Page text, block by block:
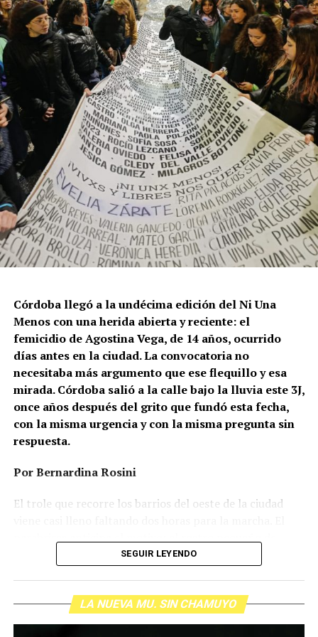
resisten otra avanzada sobre un territorio en disputa.
Por Francisco Pandolfi
Gonzalo Giles, pensador y
comunicador «disca»: Error en el
Ganar la vida: La historia de (no)
Su hijo Ciro tenía 120 veces más agrotóxicos que lo
donde se encontraron pesticidas hasta en el agua de red.
Bajo amenazas de muerte Sabrina inició una denuncia
Córdoba llegó a la undécima edición del Ni Una
Menos con una herida abierta y reciente: el
femicidio de Agostina Vega, de 14 años, ocurrido
días antes en la ciudad. La convocatoria no
necesitaba más argumento que ese flequillo y esa
mirada. Córdoba salió a la calle bajo la lluvia este 3J,
once años después del grito que fundó esta fecha,
con la misma urgencia y con la misma pregunta sin
respuesta.
Por Bernardina Rosini
El trole que recorre los barrios del oeste de la ciudad
Agostina Vega, 14 años. Era fácil intuir que será una
marcha que desbordará una ciudad que expresa
atiende a su gente. Los que ocupan los sillones más
mullidos de las oficinas del poder local sobrevuelan las
SEGUIR LEYENDO
LA NUEVA MU. SIN CHAMUYO